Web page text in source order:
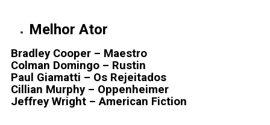
Melhor Ator
Bradley Cooper – Maestro
Colman Domingo – Rustin
Paul Giamatti – Os Rejeitados
Cillian Murphy – Oppenheimer
Jeffrey Wright – American Fiction